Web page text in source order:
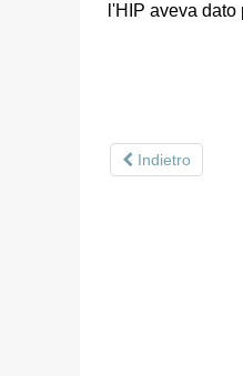
l'HIP aveva
Indietro